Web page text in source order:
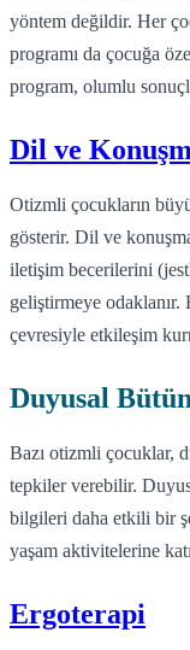
yöntem değildir. Her
programı da çocuğa
program, olumlu
Dil ve
Otizmli çocukların
gösterir. Dil ve
iletişim becerilerini
geliştirmeye
çevresiyle etkileşim
Duyusal
Bazı otizmli çocuklar,
tepkiler verebilir.
bilgileri daha etkili bir
yaşam aktivitelerine
Ergoterapi